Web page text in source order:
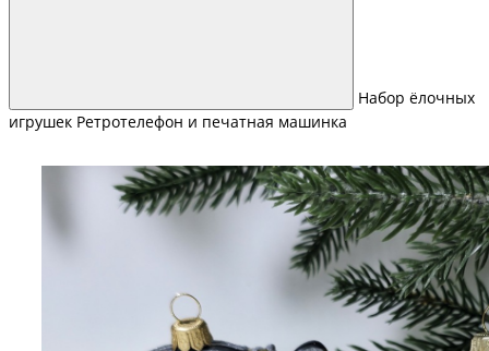
Набор ёлочных
игрушек Ретротелефон и печатная машинка